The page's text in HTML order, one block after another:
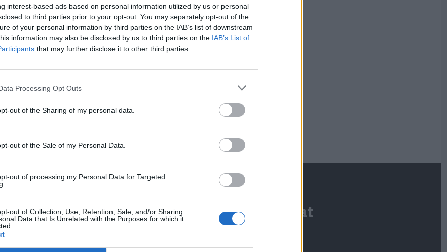
interest-based ads based on personal information utilized by us or personal
to third parties prior to your opt-out. You may separately opt-out of the
of your personal information by third parties on the IAB’s list of downstream
information may also be disclosed by us to third parties on the IAB’s List of
that may further disclose it to other third parties.
Processing Opt Outs
out of the Sharing of my personal data.
out of the Sale of my Personal Data.
out of processing my Personal Data for Targeted
out of Collection, Use, Retention, Sale, and/or Sharing
Data that Is Unrelated with the Purposes for which it
Elfelejtette a jelszavát?
BEJELENTKEZÉS
Médiatér
Liget
Kapcsolat